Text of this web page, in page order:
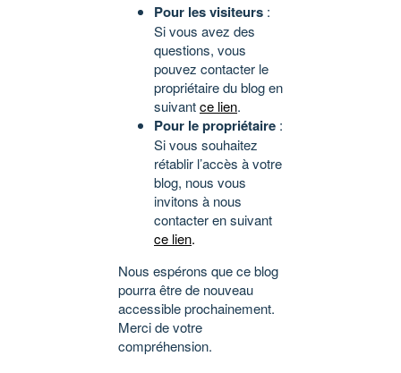
Pour les visiteurs :
Si vous avez des
questions, vous
pouvez contacter le
propriétaire du blog en
suivantce lien.
Pour le propriétaire :
Si vous souhaitez
rétablir l’accès à votre
blog, nous vous
invitons à nous
contacter en suivant
ce lien.
Nous espérons que ce blog
pourra être de nouveau
accessible prochainement.
Merci de votre
compréhension.